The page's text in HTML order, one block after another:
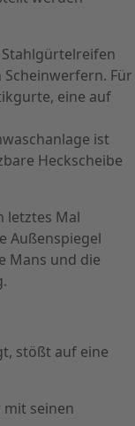
Stahlgürtelreifen
Für
eine auf
ist
Heckscheibe
letztes Mal
Außenspiegel
Mans und die
stößt auf eine
mit seinen